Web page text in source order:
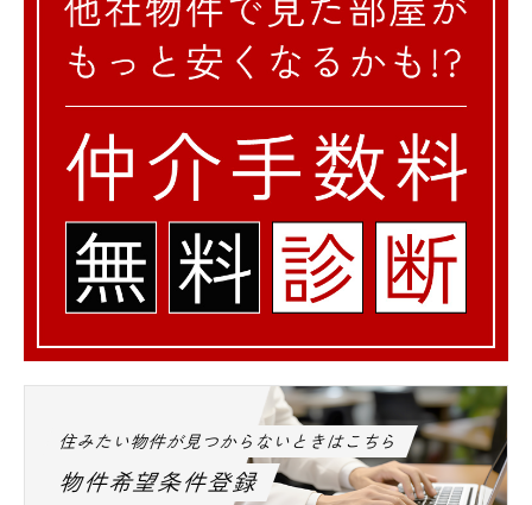
住みたい物件が見つからないときはこちら
物件希望条件登録